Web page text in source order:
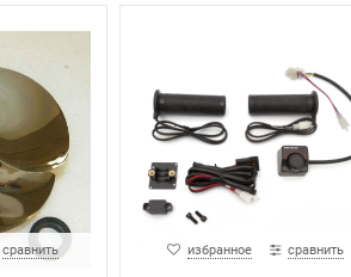
сравнить избранное сравнить